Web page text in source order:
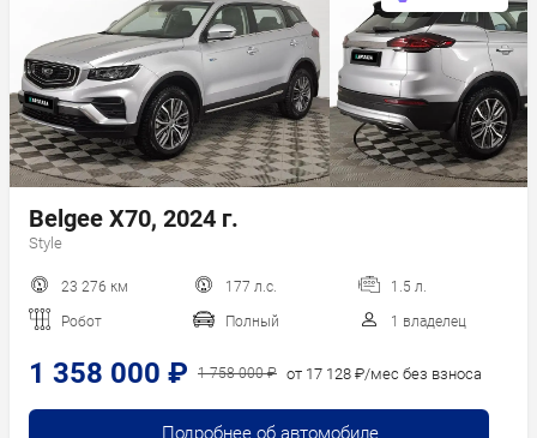
Сначала дороже
Пробег
Год новее
Год старше
Belgee X70, 2024 г.
Style
23 276 км 177 л.с. 1.5 л.
Робот Полный 1 владелец
1 358 000 ₽ 1 758 000 ₽ от 17 128 ₽/мес без взноса
Подробнее об автомобиле